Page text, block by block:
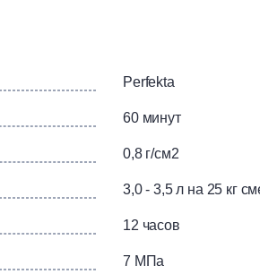
частичного (до 120 мм)
После шлифования
Perfekta
60 минут
0,8 г/см2
3,0 - 3,5 л на 25 кг
12 часов
7 МПа